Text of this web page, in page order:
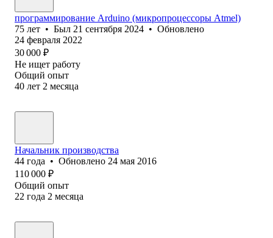
программирование Arduino (микропроцессоры Atmel)
75 лет • Был 21 сентября 2024 • Обновлено
24 февраля 2022
30 000 ₽
Не ищет работу
Общий опыт
40 лет 2 месяца
Начальник производства
44 года • Обновлено 24 мая 2016
110 000 ₽
Общий опыт
22 года 2 месяца